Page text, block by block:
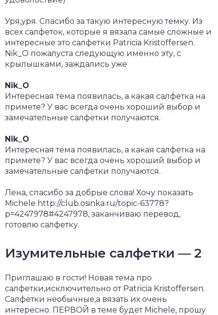
Уря,уря. Спасибо за такую интересную темку. Из
всех салфеток, которые я вязала самые сложные и
интересные это салфетки Patricia Kristoffersen.
Nik_O пожалуста следующую именно эту, с
крылышками, заждались уже
Nik_O
Интересная тема появилась, а какая салфетка на
примете? У вас всегда очень хороший выбор и
замечательные салфетки получаются.
Nik_O
Интересная тема появилась, а какая салфетка на
примете? У вас всегда очень хороший выбор и
замечательные салфетки получаются.
Лена, спасибо за добрые слова! Хочу показать
Michele http://club.osinka.ru/topic-63778?
p=4247978#4247978, заканчиваю перевод,
готовлю салфетку.
Изумительные салфетки — 2
Приглашаю в гости! Новая тема про
салфетки,исключительно от Patricia Kristoffersen.
Салфетки необычные,а вязать их очень
интересно. ПЕРВОЙ в теме будет Michele, прошу